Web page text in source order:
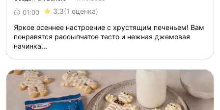
01:00 3.3(1 оценка)
Яркое осеннее настроение с хрустящим печеньем! Вам
понравятся рассыпчатое тесто и нежная джемовая
начинка...